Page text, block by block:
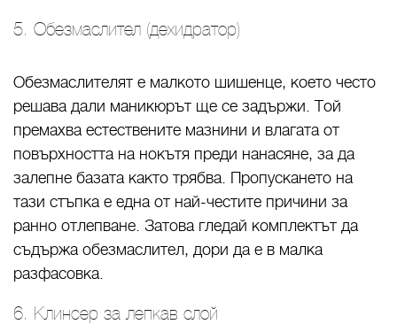
5. Обезмаслител (дехидратор)
Обезмаслителят е малкото шишенце, което често
решава дали маникюрът ще се задържи. Той
премахва естествените мазнини и влагата от
повърхността на нокътя преди нанасяне, за да
залепне базата както трябва. Пропускането на
тази стъпка е една от най-честите причини за
ранно отлепване. Затова гледай комплектът да
съдържа обезмаслител, дори да е в малка
разфасовка.
6. Клинсер за лепкав слой